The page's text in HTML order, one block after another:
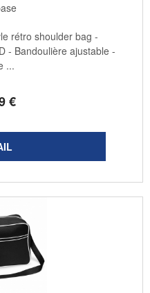
€
rétro shoulder bag -
- Bandoulière ajustable -
...